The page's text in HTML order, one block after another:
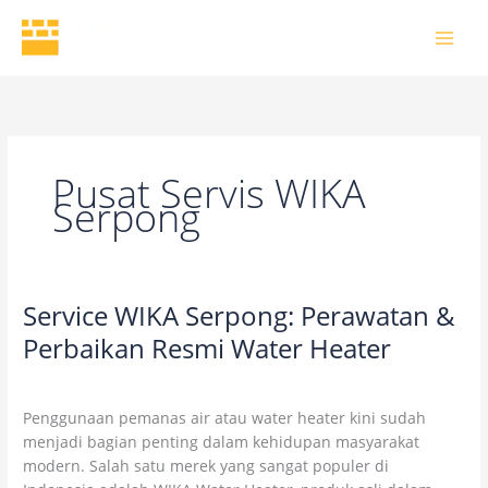
content
Pusat Servis WIKA
Serpong
Service WIKA Serpong: Perawatan &
Perbaikan Resmi Water Heater
Penggunaan pemanas air atau water heater kini sudah
menjadi bagian penting dalam kehidupan masyarakat
modern. Salah satu merek yang sangat populer di
Service
Serpong:
Perbaikan
Resmi
Water